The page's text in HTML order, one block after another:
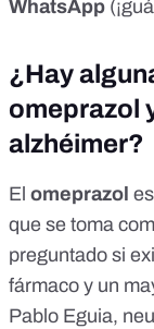
WhatsApp
¿Hay
omeprazol
alzhéimer?
El omeprazol
que se toma
preguntado si
fármaco y un
Pablo Eguia,